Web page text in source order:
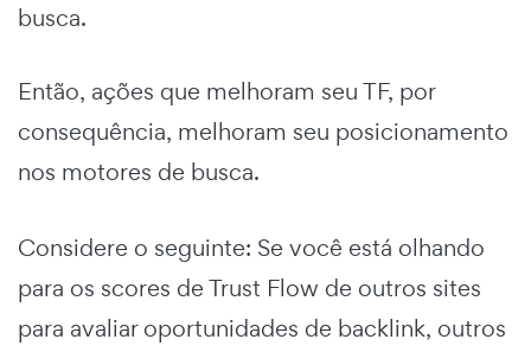
busca.
Então, ações que melhoram seu TF, por
consequência, melhoram seu posicionamento
nos motores de busca.
Considere o seguinte: Se você está olhando
para os scores de Trust Flow de outros sites
para avaliar oportunidades de backlink, outros